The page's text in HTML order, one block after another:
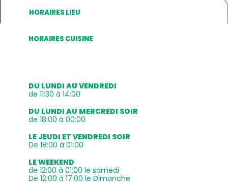
HORAIRES LIEU
HORAIRES CUISINE
DU LUNDI AU VENDREDI
de 11:30 à 14:00
DU LUNDI AU MERCREDI SOIR
de 18:00 à 00:00
LE JEUDI ET VENDREDI SOIR
De 18:00 à 01:00
LE WEEKEND
de 12:00 à 01:00 le samedi
De 12:00 à 17:00 le Dimanche